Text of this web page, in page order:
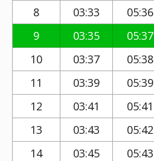
8
03:33 05:36
9
03:35 05:37
10
03:37 05:38
11
03:39 05:39
12
03:41 05:41
13
03:43 05:42
14
03:45 05:43